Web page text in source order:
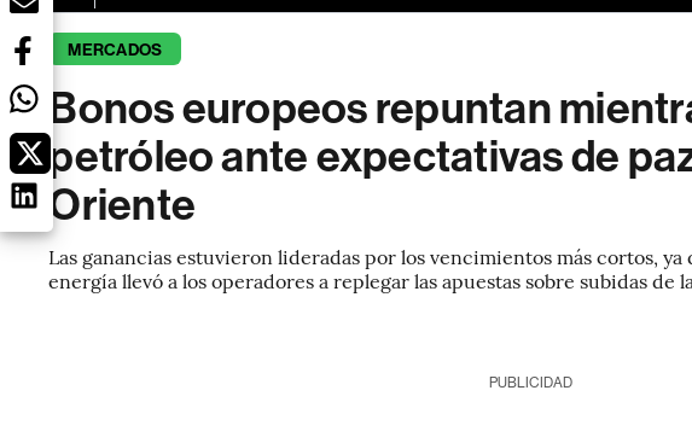
MERCADOS
Bonos europeos repuntan
petróleo ante expectativas de
Oriente
Las ganancias estuvieron lideradas por los vencimientos más cortos, ya
energía llevó a los operadores a replegar las apuestas sobre subidas de
PUBLICIDAD